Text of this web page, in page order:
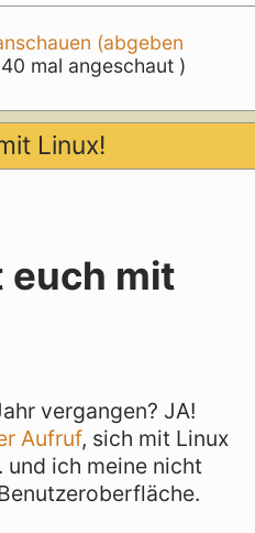
(abgeben
mal angeschaut )
Linux!
euch mit
vergangen? JA!
Aufruf, sich mit Linux
. und ich meine nicht